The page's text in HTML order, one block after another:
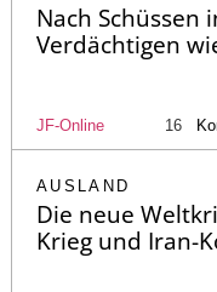
Nach Schüssen
Verdächtigen
JF-Online 16
AUSLAND
Die neue
Krieg und Iran-